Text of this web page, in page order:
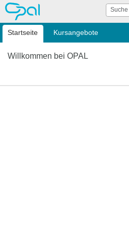
OPAL Suche
Startseite Kursangebote
Willkommen bei OPAL